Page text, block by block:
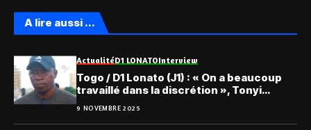
A lire aussi ...
ActualitéD1 LONATOInterview
Togo / D1 Lonato (J1) : « On a beaucoup
travaillé dans la discrétion », Tonyi
Agbessi
9 NOVEMBRE 2025